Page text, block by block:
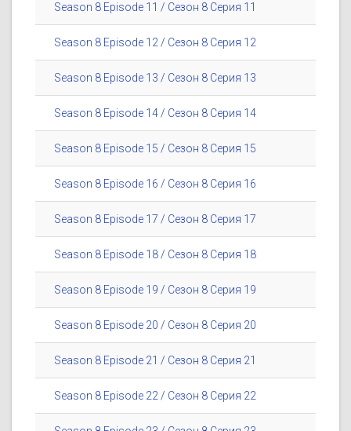
Season 8 Episode 11 / Сезон 8 Серия 11
Season 8 Episode 12 / Сезон 8 Серия 12
Season 8 Episode 13 / Сезон 8 Серия 13
Season 8 Episode 14 / Сезон 8 Серия 14
Season 8 Episode 15 / Сезон 8 Серия 15
Season 8 Episode 16 / Сезон 8 Серия 16
Season 8 Episode 17 / Сезон 8 Серия 17
Season 8 Episode 18 / Сезон 8 Серия 18
Season 8 Episode 19 / Сезон 8 Серия 19
Season 8 Episode 20 / Сезон 8 Серия 20
Season 8 Episode 21 / Сезон 8 Серия 21
Season 8 Episode 22 / Сезон 8 Серия 22